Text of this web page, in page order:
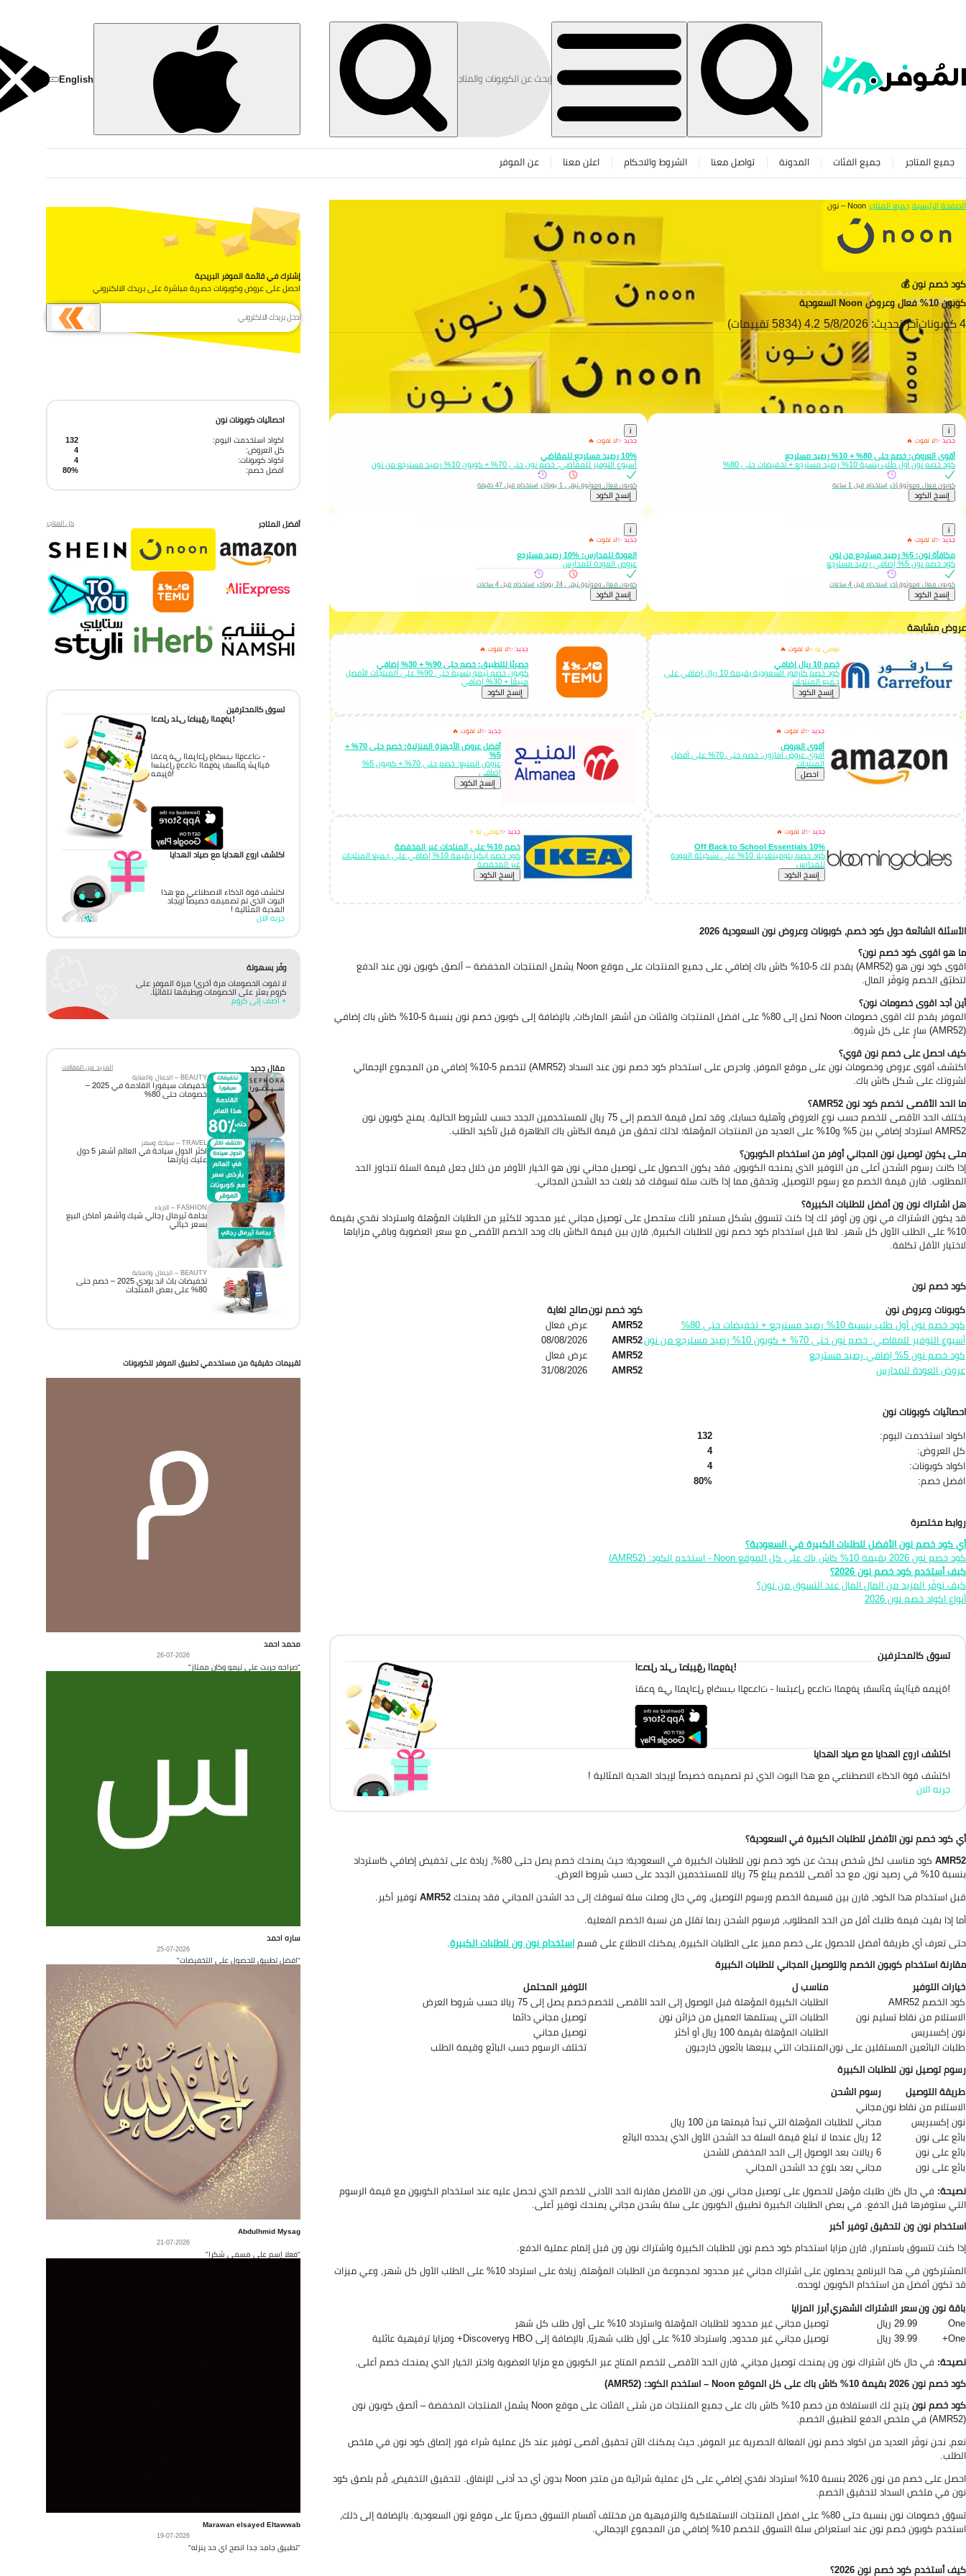
English
جميع المتاجر جميع الفئات المدونة تواصل معنا الشروط والاحكام اعلن معنا عن الموفر
كود خصم نون 💰
كوبون 10% فعال وعروض Noon السعودية
4 كوبونات آخر تحديث: 5/8/2026 4.2 (5834 تقييمات)
إذا كنت تخطّط للتسوّق من متجر نون في السعودية، فلا تفوّت فرصة استخدامكود خصم نون عبر الموفر (AMR52) يمنحك % كاش باك إضافي على جميع المنتجات
دون استثناء، بما في ذلك المنتجات المخفضة. وعليه، اكتشف أحدث عروض و كوبونات خصم نون أغسطس 2026 يتم تحديثها باستمرار لتلبّي جميع احتياجاتك لتوفّر
المال وتدفع أقل عند التسوق من موقع Noon اليوم!
i
جديد ✨لا تفوت 🔥
أقوى العروض: خصم حتى 80% + 10% رصيد مسترجع
كود خصم نون أول طلب بنسبة 10% رصيد مسترجع + تخفيضات حتى 80%
كوبون فعال وموثوقآخر استخدام قبل 1 ساعة
إِنسخ الكود
i
جديد ✨لا تفوت 🔥
10% رصيد مسترجع للمقاضي
أسبوع التوفير للمقاضي: خصم نون حتى 70% + كوبون 10% رصيد مسترجع من نون
كوبون فعال وموثوقتبقى 1 يوم آخر استخدام قبل 47 دقيقة
إِنسخ الكود
i
جديد ✨لا تفوت 🔥
مكافأة نون: 5% رصيد مسترجع من نون
كود خصم نون 5% إضافي رصيد مسترجع
كوبون فعال وموثوقآخر استخدام قبل 4 ساعات
إِنسخ الكود
i
جديد ✨لا تفوت 🔥
العودة للمدارس: %10 رصيد مسترجع
عروض العودة للمدارس
كوبون فعال وموثوقتبقى 24 يوم آخر استخدام قبل 4 ساعات
إِنسخ الكود
عروض مشابهة
نوصي به ⭐لا تفوت 🔥
خصم 10 ريال إضافي
كود خصم كارفور السعودية بقيمة 10 ريال إضافي على
جميع المنتجات
إِنسخ الكود
جديد ✨لا تفوت 🔥
حصريًا للتطبيق: خصم حتى 90% + 30% إضافي
كوبون خصم تيمو بنسبة حتى 90% على المنتجات الأفضل
مبيعًا + 30% إضافي
إِنسخ الكود
جديد ✨لا تفوت 🔥
أقوى العروض
أقوى عروض امازون: خصم حتى 70% على أفضل
المنتجات
احصل
جديد ✨لا تفوت 🔥
أفضل عروض الأجهزة المنزلية: خصم حتى 70% +
5%
عروض المنيع: خصم حتى 70% + كوبون 5%
إضافي
إِنسخ الكود
جديد ✨لا تفوت 🔥
10% Off Back to School Essentials
كود خصم بلومينغديلز 10% على تشكيلة العودة
للمدارس
إِنسخ الكود
جديد ✨نوصي به ⭐
خصم 10% على المنتجات غير المخفضة
كود خصم ايكيا بقيمة 10% إضافي على جميع المنتجات
غير المخفضة
إِنسخ الكود
الأسئلة الشائعة حول كود خصم، كوبونات وعروض نون السعودية 2026
ما هو اقوى كود خصم نون؟
اقوى كود نون هو (AMR52) يقدم لك 5-10% كاش باك إضافي على جميع المنتجات على موقع Noon يشمل المنتجات المخفضة – ألصق كوبون نون عند الدفع
لتطبّق الخصم وتوفّر المال.
أين أجد اقوى خصومات نون؟
الموفر يقدم لك اقوى خصومات Noon تصل إلى 80% على افضل المنتجات والفئات من أشهر الماركات، بالإضافة إلى كوبون خصم نون بنسبة 5-10% كاش باك إضافي
(AMR52) سارٍ على كل شروة.
كيف احصل على خصم نون قوي؟
اكتشف أقوى عروض وخصومات نون على موقع الموفر، واحرص على استخدام كود خصم نون عند السداد (AMR52) لتخصم 5-10% إضافي من المجموع الإجمالي
لشروتك على شكل كاش باك.
ما الحد الأقصى لخصم كود نون AMR52؟
يختلف الحد الأقصى للخصم حسب نوع العروض وأهلية حسابك، وقد تصل قيمة الخصم إلى 75 ريال للمستخدمين الجدد حسب للشروط الحالية. يمنح كوبون نون
AMR52 استرداد إضافي بين 5% و10% على العديد من المنتجات المؤهلة؛ لذلك تحقق من قيمة الكاش باك الظاهرة قبل تأكيد الطلب.
متى يكون توصيل نون المجاني أوفر من استخدام الكوبون؟
إذا كانت رسوم الشحن أعلى من التوفير الذي يمنحه الكوبون، فقد يكون الحصول على توصيل مجاني نون هو الخيار الأوفر من خلال جعل قيمة السلة تتجاوز الحد
المطلوب. قارن قيمة الخصم مع رسوم التوصيل، وتحقق مما إذا كانت سلة تسوقك قد بلغت حد الشحن المجاني.
هل اشتراك نون ون أفضل للطلبات الكبيرة؟
قد يكون الاشتراك في نون ون أوفر لك إذا كنت تتسوق بشكل مستمر لأنك ستحصل على توصيل مجاني غير محدود للكثير من الطلبات المؤهلة واسترداد نقدي بقيمة
10% على الطلب الأول كل شهر. لطا قبل استخدام كود خصم نون للطلبات الكبيرة، قارن بين قيمة الكاش باك وحد الخصم الأقصى مع سعر العضوية وباقي مزاياها
لاختيار الأقل تكلفة.
كود خصم نون
كوبونات وعروض نون
كود خصم نونصالح لغاية
كود خصم نون أول طلب بنسبة 10% رصيد مسترجع + تخفيضات حتى 80%
AMR52
عرض فعال
أسبوع التوفير للمقاضي: خصم نون حتى 70% + كوبون 10% رصيد مسترجع من نون
AMR52
08/08/2026
كود خصم نون 5% إضافي رصيد مسترجع
AMR52
عرض فعال
عروض العودة للمدارس
AMR52
31/08/2026
احصائيات كوبونات نون
اكواد استخدمت اليوم:
132
كل العروض:
4
اكواد كوبونات:
4
افضل خصم:
80%
روابط مختصرة
أي كود خصم نون الأفضل للطلبات الكبيرة في السعودية؟
كود خصم نون 2026 بقيمة 10% كاش باك على كل الموقع Noon - استخدم الكود: (AMR52)
كيف أستخدم كود خصم نون 2026؟
كيف توفّر المزيد من المال المال عند التسوق من نون؟
أنواع اكواد خصم نون 2026
الصفحة الرئيسيةجميع المتاجر Noon – نون
تسوق كالمحترفين
احصل على تطبيق الموفر!
تقدم في المراحل واكسب الوحدات - استبدل وحدات الموفر بقسائم شرائية مميزة!
اكتشف اروع الهدايا مع صياد الهدايا
اكتشف قوة الذكاء الاصطناعي مع هذا البوت الذي تم تصميمه خصيصاً لإيجاد الهدية المثالية !
جربه الان
أي كود خصم نون الأفضل للطلبات الكبيرة في السعودية؟
AMR52
كود مناسب لكل شخص يبحث عن كود خصم نون للطلبات الكبيرة في السعودية؛ حيث يمنحك خصم يصل حتى 80%، زيادة على تخفيض إضافي كاسترداد
بنسبة 10% في رصيد نون، مع حد أقصى للخصم يبلغ 75 ريالا للمستخدمين الجدد على حسب شروط العرض.
قبل استخدام هذا الكود، قارن بين قسيمة الخصم ورسوم التوصيل، وفي حال وصلت سلة تسوقك إلى حد الشحن المجاني فقد يمنحكAMR52توفير أكبر.
أما إذا بقيت قيمة طلبك أقل من الحد المطلوب، فرسوم الشحن ربما تقلل من نسبة الخصم الفعلية.
حتى تعرف أي طريقة أفضل للحصول على خصم مميز على الطلبات الكبيرة، يمكنك الاطلاع على قسماستخدام نون ون للطلبات الكبيرة.
مقارنة استخدام كوبون الخصم والتوصيل المجاني للطلبات الكبيرة
خيارات التوفير
مناسب ل
التوفير المحتمل
كود الخصم AMR52
الطلبات الكبيرة المؤهلة قبل الوصول إلى الحد الأقصى للخصمخصم يصل إلى 75 ريالا حسب شروط العرض
الاستلام من نقاط تسليم نون
الطلبات التي يستلمها العميل من خزائن نون
توصيل مجاني دائما
نون إكسبريس
الطلبات المؤهلة بقيمة 100 ريال أو أكثر
توصيل مجاني
طلبات البائعين المستقلين على نونالمنتجات التي يبيعها بائعون خارجيون
تختلف الرسوم حسب البائع وقيمة الطلب
رسوم توصيل نون للطلبات الكبيرة
طريقة التوصيل
رسوم الشحن
الاستلام من نقاط نونمجاني
نون إكسبريس
مجاني للطلبات المؤهلة التي تبدأ قيمتها من 100 ريال
بائع على نون
12 ريال عندما لا تبلغ قيمة السلة حد الشحن الأول الذي يحدده البائع
بائع على نون
6 ريالات بعد الوصول إلى الحد المخفض للشحن
بائع على نون
مجاني بعد بلوغ حد الشحن المجاني
نصيحة: في حال كان طلبك مؤهل للحصول على توصيل مجاني نون، من الأفضل مقارنة الحد الأدنى للخصم الذي تحصل عليه عند استخدام الكوبون مع قيمة الرسوم
التي ستوفرها قبل الدفع. في بعض الطلبات الكبيرة تطبيق الكوبون على سلة بشحن مجاني يمنحك توفير أعلى.
استخدام نون ون لتحقيق توفير أكبر
إذا كنت تتسوق باستمرار، قارن مزايا استخدام كود خصم نون للطلبات الكبيرة واشتراك نون ون قبل إتمام عملية الدفع.
المشتركون في هذا البرنامج يحصلون على اشتراك مجاني غير محدود لمجموعة من الطلبات المؤهلة، زيادة على استرداد 10% على الطلب الأول كل شهر، وعي ميزات
قد تكون أفضل من استخدام الكوبون لوحده.
باقة نون ونسعر الاشتراك الشهريأبرز المزايا
One
29.99 ريال
توصيل مجاني غير محدود للطلبات المؤهلة واسترداد 10% على أول طلب كل شهر
One+
39.99 ريال
توصيل مجاني غير محدود، واسترداد 10% على أول طلب شهريًا، بالإضافة إلى HBO وDiscovery+ ومزايا ترفيهية عائلية
نصيحة: في حال كان اشتراك نون ون يمنحك توصيل مجاني، قارن الحد الأقصى للخصم المتاح عبر الكوبون مع مزايا العضوية واختر الخيار الذي يمنحك خصم أعلى.
كود خصم نون 2026 بقيمة 10% كاش باك على كل الموقع Noon – استخدم الكود: (AMR52)
كود خصم نون
يتيح لك الاستفادة من خصم 10% كاش باك على جميع المنتجات من شتى الفئات على موقع Noon يشمل المنتجات المخفضة – ألصق كوبون نون
(AMR52) في ملخص الدفع لتطبيق الخصم.
نعم، نحن نوفّر العديد من اكواد خصم نون الفعالة الحصرية عبر الموفر، حيث يمكنك الآن تحقيق أقصى توفير عند كل عملية شراء فور إلصاق كود نون في ملخص
الطلب.
احصل على خصم من نون 2026 بنسبة 10% استرداد نقدي إضافي على كل عملية شرائية من متجر Noon بدون أي حد أدنى للإنفاق. لتحقيق التخفيض، قُم بلصق كود
نون في ملخص السداد لتحقيق الخصم.
تسوّق خصومات نون بنسبة حتى 80% على افضل المنتجات الاستهلاكية والترفيهية من مختلف أقسام التسوق حصريًا على موقع نون السعودية. بالإضافة إلى ذلك،
استخدم كوبون خصم نون عند استعراض سلة التسوق لتخصم 10% إضافي من المجموع الإجمالي.
كيف أستخدم كود خصم نون 2026؟
إشترك في قائمة الموفر البريدية
احصل على عروض وكوبونات حصرية مباشرة على بريدك الالكتروني
احصائيات كوبونات نون
اكواد استخدمت اليوم:
132
كل العروض: 4
اكواد كوبونات: 4
افضل خصم: 80%
أفضل المتاجر كل المتاجر
تسوق كالمحترفين
احصل على تطبيق الموفر!
تقدم في المراحل واكسب الوحدات -
استبدل وحدات الموفر بقسائم شرائية
مميزة!
اكتشف اروع الهدايا مع صياد الهدايا
اكتشف قوة الذكاء الاصطناعي مع هذا
البوت الذي تم تصميمه خصيصاً لإيجاد
الهدية المثالية !
جربه الان
وفّر بسهولة
لا تفوت الخصومات مرة أخرى! ميزة الموفر على
كروم يعثر على الخصومات ويطبقها تلقائيًا.
+ أضف إلى كروم
مقال جديد
المزيد من المقالات
BEAUTY – الجمال والعناية
تخفيضات سيفورا القادمة في 2025 –
خصومات حتى 80%
TRAVEL – سياحة وسفر
اكثر الدول سياحة في العالم أشهر 5 دول
عليك زيارتها
FASHION – الازياء
بجامة ثيرمال رجالي شيك وأشهر أماكن البيع
بسعر خيالي
BEAUTY – الجمال والعناية
تخفيضات باث اند بودي 2025 – خصم حتى
80% على بعض المنتجات
تقييمات حقيقية من مستخدمي تطبيق الموفر للكوبونات
محمد احمد
26-07-2026
"صراحه جربت على تيمو وكان ممتاز"
ساره احمد
25-07-2026
"افضل تطبيق للحصول على التخفيضات"
Abdulhmid Mysag
21-07-2026
"فعلا إسم على مسمى شكرا"
Marawan elsayed Eltawwab
19-07-2026
"تطبيق جامد جدا انصح اي حد ينزله"